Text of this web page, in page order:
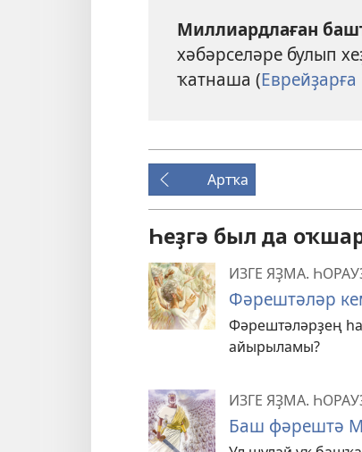
Миллиардлаған
хәбәрселәре булып
ҡатнаша (Еврейҙарға
Артҡа
Һеҙгә был да
ИЗГЕ ЯҘМА.
Фәрештәләр
Фәрештәләрҙең
айырыламы?
ИЗГЕ ЯҘМА.
Баш фәрештә